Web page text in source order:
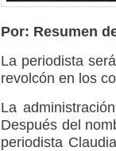
Por: Resumen
La periodista
revolcón en los
La
Después del
periodista